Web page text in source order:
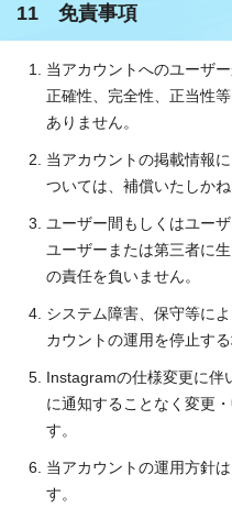
11 免責事項
当アカウントへのユーザ
正確性、完全性、正当性
ありません。
当アカウントの掲載情報
ついては、補償いたしかね
ユーザー間もしくはユー
ユーザーまたは第三者に
の責任を負いません。
システム障害、保守等に
カウントの運用を停止する
Instagramの仕様変更に伴
に通知することなく変更
す。
当アカウントの運用方針
す。